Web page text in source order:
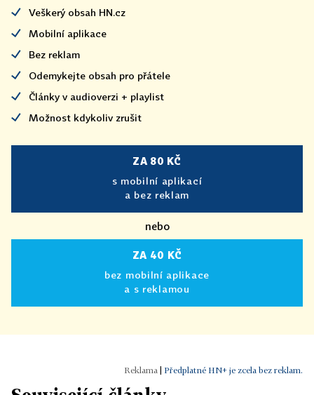
Veškerý obsah HN.cz
Mobilní aplikace
Bez reklam
Odemykejte obsah pro přátele
Články v audioverzi + playlist
Možnost kdykoliv zrušit
ZA 80 KČ
s mobilní aplikací
a bez reklam
nebo
ZA 40 KČ
bez mobilní aplikace
a s reklamou
Předplatné HN+ je zcela bez reklam.